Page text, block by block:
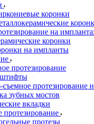
коронки
на
коронки
на импланты
протезирование
съемное протезирование
зубных мостов
вкладки
протезирование
протезы